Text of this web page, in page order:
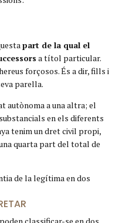
part de la qual el
a títol particular.
forçosos. És a dir, fills i
parella.
autònoma a una altra; el
en els diferents
tenim un dret civil propi,
quarta part del total de
de la legítima en dos
classificar-se en dos